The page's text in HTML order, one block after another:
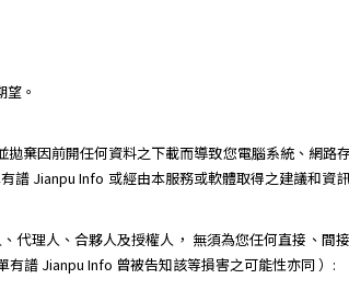
。
棄因前開任何資料之下載而導致您電腦系統、網路
Jianpu Info 或經由本服務或軟體取得之建議和資
代理人、合夥人及授權人， 無須為您任何直接、間
譜 Jianpu Info 曾被告知該等損害之可能性亦同 ）: